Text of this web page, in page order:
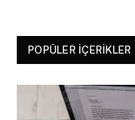
POPÜLER İÇERIKLER